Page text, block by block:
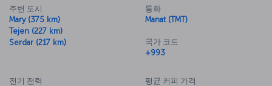
주변 도시
Mary (375 km)
Tejen (227 km)
Serdar (217 km)
통화
Manat (TMT)
국가 코드
+993
전기 전력
평균 커피 가격